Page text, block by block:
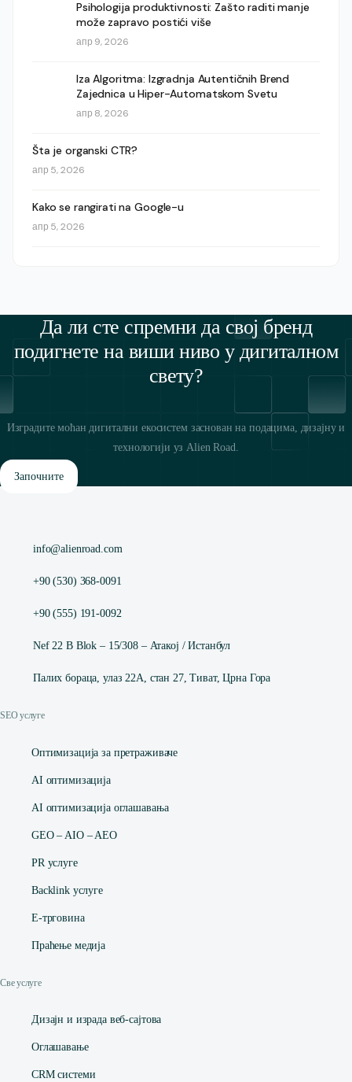
Psihologija produktivnosti: Zašto raditi manje
može zapravo postići više
апр 9, 2026
Iza Algoritma: Izgradnja Autentičnih Brend
Zajednica u Hiper-Automatskom Svetu
апр 8, 2026
Šta je organski CTR?
апр 5, 2026
Kako se rangirati na Google-u
апр 5, 2026
Да ли сте спремни да свој бренд
подигнете на виши ниво у дигиталном
свету?
Изградите моћан дигитални екосистем заснован на подацима, дизајну и
технологији уз Alien Road.
Започните
info@alienroad.com
+90 (530) 368-0091
+90 (555) 191-0092
Nef 22 B Blok – 15/308 – Атакој / Истанбул
Палих бораца, улаз 22А, стан 27, Тиват, Црна Гора
SEO услуге
Оптимизација за претраживаче
AI оптимизација
AI оптимизација оглашавања
GEO – AIO – AEO
PR услуге
Backlink услуге
Е-трговина
Праћење медија
Све услуге
Дизајн и израда веб-сајтова
Оглашавање
CRM системи